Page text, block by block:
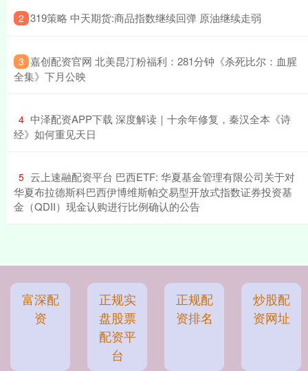
2 ​319策略 中天期货:商品指数继续回弹 原油继续走弱
3 ​嘉创配资官网 北美昆汀粉福利：281分钟《杀死比尔：血腥
全集》下月公映
4 ​中泽配资APP下载 深度解读｜十余年修复，秦汉全本《诗
经》如何重见天日
5 ​云上速融配资平台 巴西ETF: 华夏基金管理有限公司关于对
华夏布拉德斯科巴西伊博维斯帕交易型开放式指数证券投资基
金（QDII）现金认购进行比例确认的公告
富深配
资
正规实
盘股票
配资平
台
正规配
资排名
炒股配
资网址